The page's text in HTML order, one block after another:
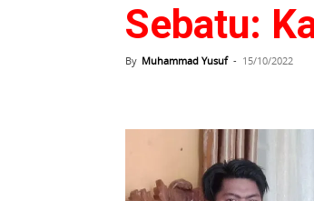
Sebatu:
By Muhammad Yusuf - 15/10/2022